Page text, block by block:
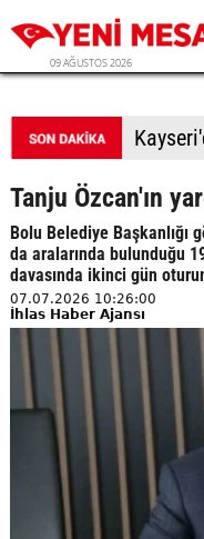
09 AĞUSTOS 2026
Tanju Özcan'ın
Bolu Belediye Başkanlığı
da aralarında bulunduğu
davasında ikinci gün
07.07.2026 10:26:00
İhlas Haber Ajansı